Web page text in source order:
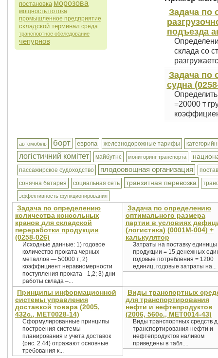
постановка морозова
мощность потока
промышленное предприятие
складской терминал среда
транспортное обследование
чепурнов
Задача по
подъезда
склада со
Задача по
судна
=20000 т
автомобіль борт европа железнодорожные тарифы
логістичний комітет майбутнє мониторинг транспорта
пассажирское судоходство плодоовощная организация
сонячна батарея
социальная сеть транзитная перевозка
эффективность функционирования
Задача по определению
количества консольных
кранов для складской
переработки продукции
(0258-026)
Исходные данные: 1) годовое
количество проката черных
металлов — 50000 т; 2)
коэффициент неравномерности
поступления проката - 1,2; 3) дни
работы склада –...
Задача по определению
оптимального размера
партии в условиях
(логистика) (0001М-004) +
калькулятор
Затраты на поставку единицы
продукции = 15 денежных
годовые потребления = 1200
единиц, годовые затраты на...
Принципы информационной
системы управления
доставкой товара (2005,
432с., MET0028-14)
Сформулированные принципы
построения системы
планирования и учета доставок
(рис. 2.44) отражают основные
требования к...
Виды транспортных
для транспортирования
нефти и нефтепродуктов
(2006, 560с., MET0014-43)
Виды транспортных средств
транспортирования нефти и
нефтепродуктов наливом
приведены в табл....